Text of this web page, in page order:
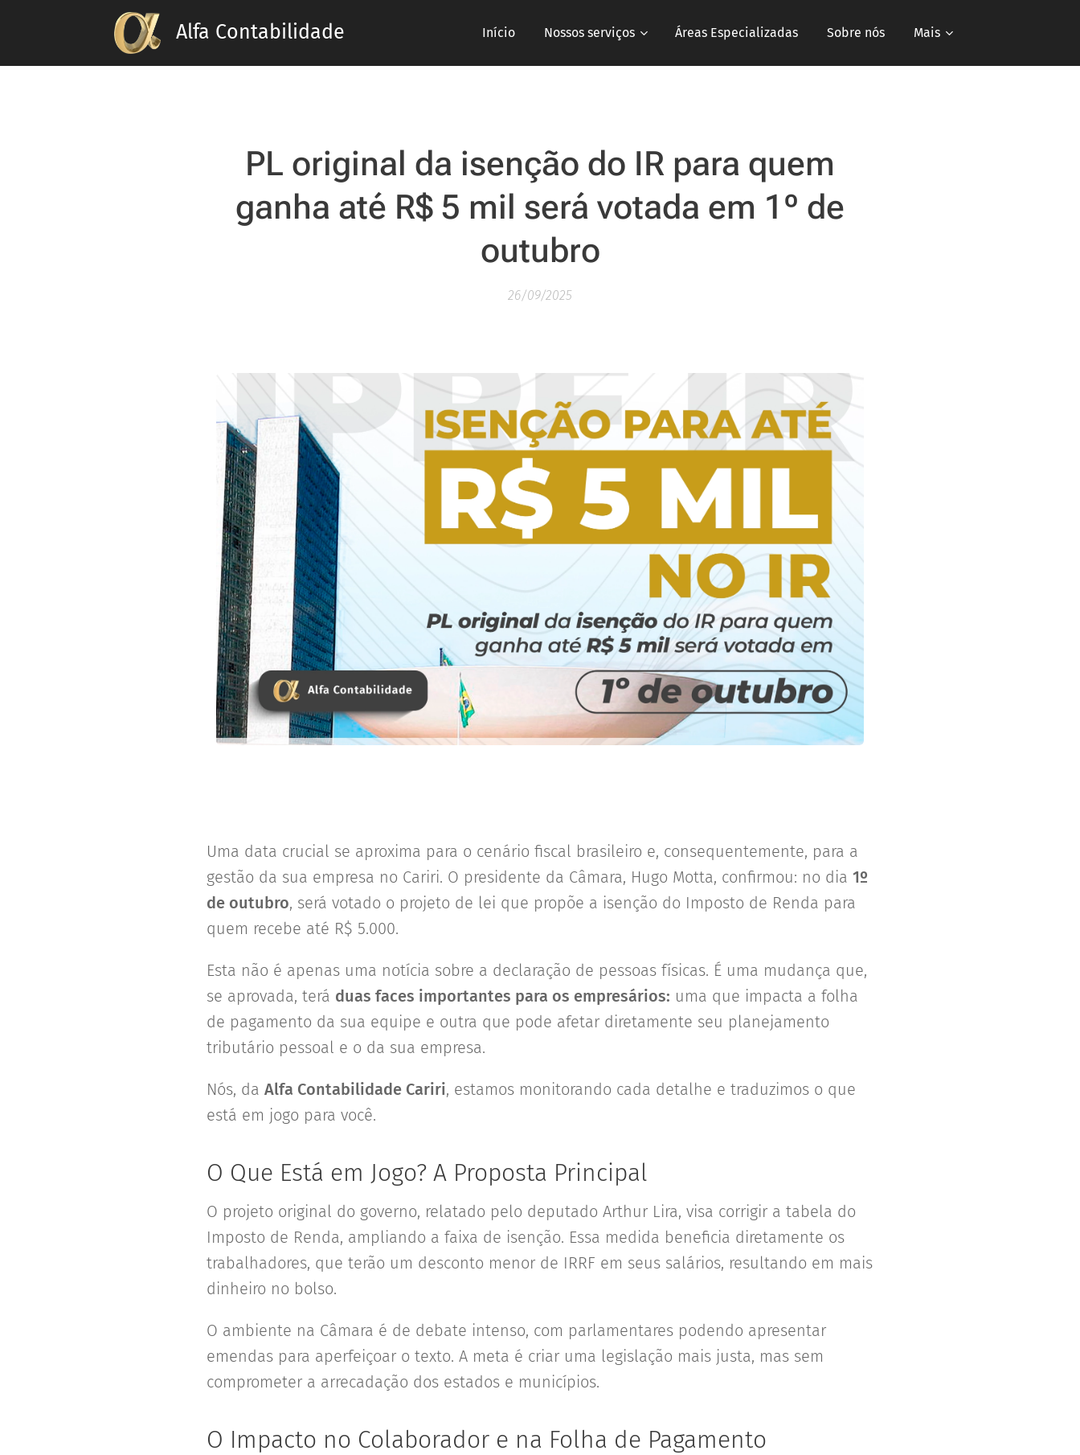
Alfa Contabilidade Início Nossos serviços Áreas Especializadas Sobre nós Mais
PL original da isenção do IR para quem
ganha até R$ 5 mil será votada em 1º de
outubro
26/09/2025
Uma data crucial se aproxima para o cenário fiscal brasileiro e, consequentemente, para a
gestão da sua empresa no Cariri. O presidente da Câmara, Hugo Motta, confirmou: no dia 1º
de outubro, será votado o projeto de lei que propõe a isenção do Imposto de Renda para
quem recebe até R$ 5.000.
Esta não é apenas uma notícia sobre a declaração de pessoas físicas. É uma mudança que,
se aprovada, terá duas faces importantes para os empresários: uma que impacta a folha
de pagamento da sua equipe e outra que pode afetar diretamente seu planejamento
tributário pessoal e o da sua empresa.
Nós, da Alfa Contabilidade Cariri, estamos monitorando cada detalhe e traduzimos o que
está em jogo para você.
O Que Está em Jogo? A Proposta Principal
O projeto original do governo, relatado pelo deputado Arthur Lira, visa corrigir a tabela do
Imposto de Renda, ampliando a faixa de isenção. Essa medida beneficia diretamente os
trabalhadores, que terão um desconto menor de IRRF em seus salários, resultando em mais
dinheiro no bolso.
O ambiente na Câmara é de debate intenso, com parlamentares podendo apresentar
emendas para aperfeiçoar o texto. A meta é criar uma legislação mais justa, mas sem
comprometer a arrecadação dos estados e municípios.
O Impacto no Colaborador e na Folha de Pagamento